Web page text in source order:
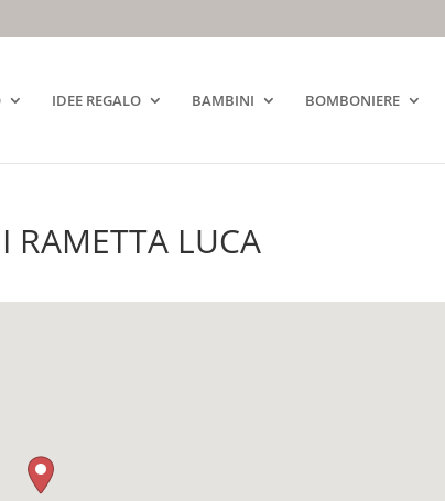
IDEE REGALO BAMBINI BOMBONIERE
RAMETTA LUCA